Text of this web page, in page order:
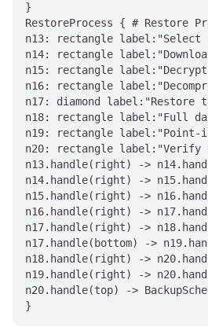
}
RestoreProcess { # Restore
n13: rectangle label:"Select
n14: rectangle
n15: rectangle label:"Decrypt
n16: rectangle
n17: diamond label:"Restore
n18: rectangle label:"Full
n19: rectangle label:"Point-
n20: rectangle
n13.handle(right) ->
n14.handle(right) ->
n15.handle(right) ->
n16.handle(right) ->
n17.handle(right) ->
n17.handle(bottom) ->
n18.handle(right) ->
n19.handle(right) ->
n20.handle(top) ->
}